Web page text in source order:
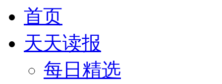
首页
天天读报
每日精选